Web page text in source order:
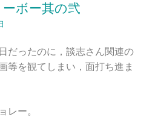
ボー其の弐
だったのに，談志さん関連の
等を観てしまい，面打ち進ま
レー。